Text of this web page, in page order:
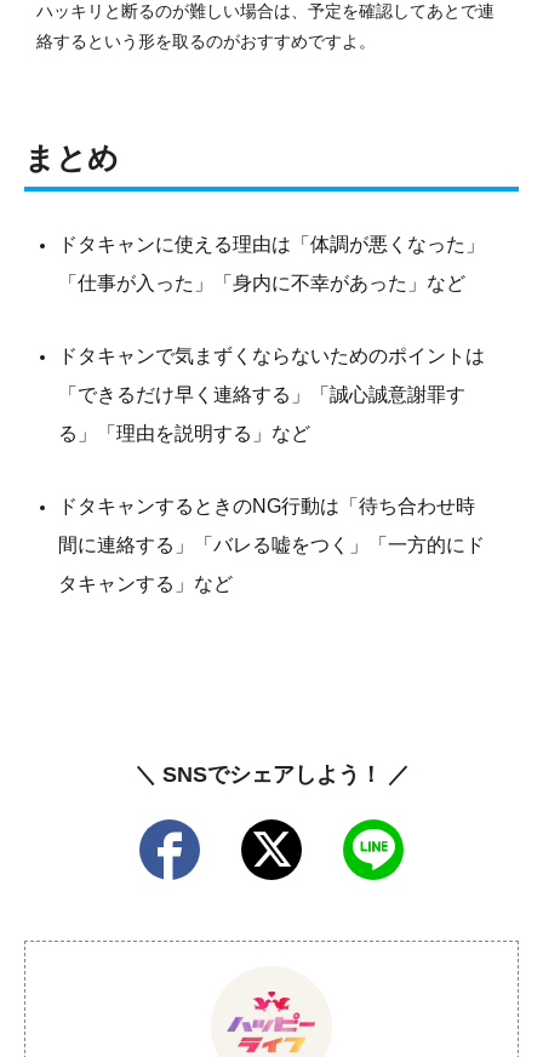
ハッキリと断るのが難しい場合は、予定を確認してあとで連
絡するという形を取るのがおすすめですよ。
まとめ
ドタキャンに使える理由は「体調が悪くなった」
「仕事が入った」「身内に不幸があった」など
ドタキャンで気まずくならないためのポイントは
「できるだけ早く連絡する」「誠心誠意謝罪す
る」「理由を説明する」など
ドタキャンするときのNG行動は「待ち合わせ時
間に連絡する」「バレる嘘をつく」「一方的にド
タキャンする」など
＼ SNSでシェアしよう！ ／